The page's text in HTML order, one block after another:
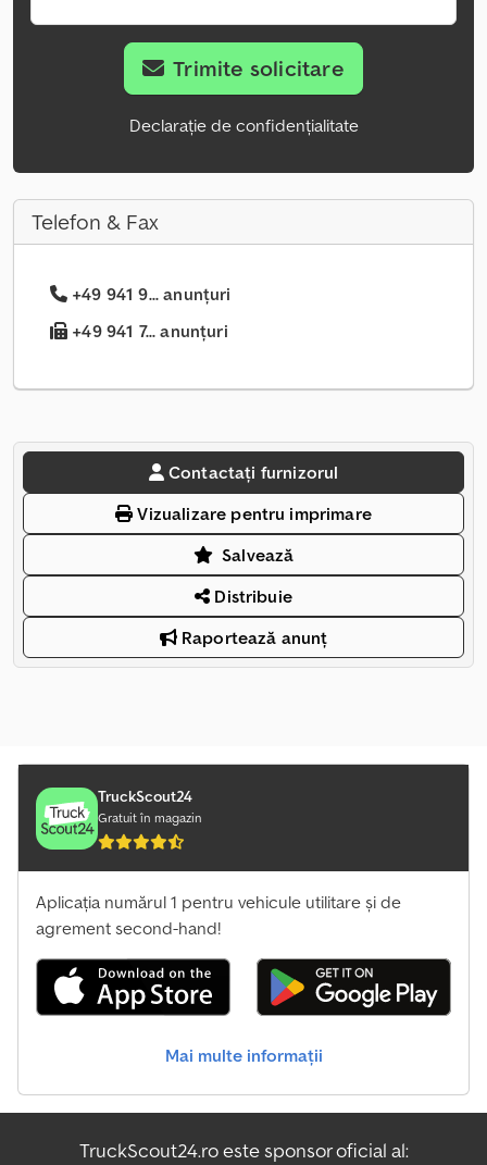
Trimite solicitare
Declarație de confidențialitate
Telefon & Fax
+49 941 9... anunțuri
+49 941 7... anunțuri
Contactați furnizorul
Vizualizare pentru imprimare
Salvează
Distribuie
Raportează anunț
TruckScout24
Gratuit în magazin
Aplicația numărul 1 pentru vehicule utilitare și de
agrement second-hand!
Mai multe informații
TruckScout24.ro este sponsor oficial al: